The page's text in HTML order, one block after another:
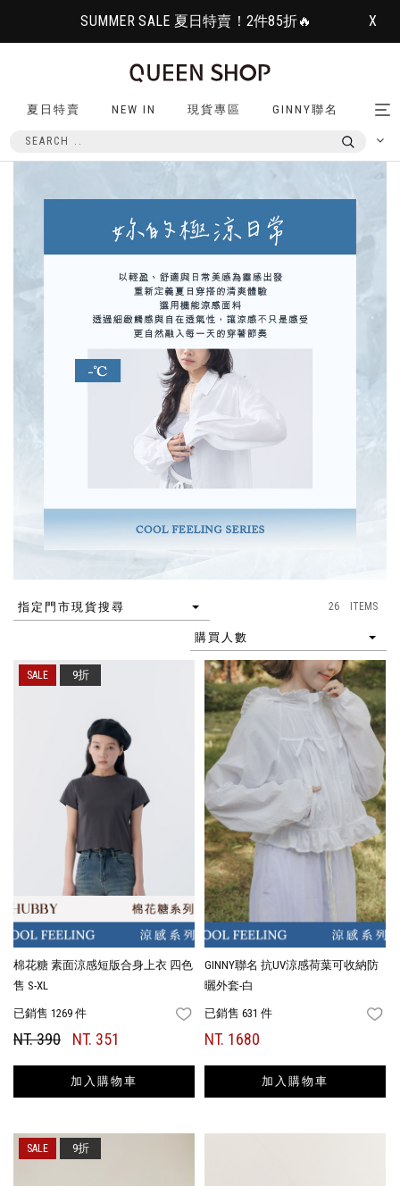
SUMMER SALE 夏日特賣！2件85折🔥 X
夏日特賣 NEW IN 現貨專區 GINNY聯名
指定門市現貨搜尋 26 ITEMS
購買人數
棉花糖 素面涼感短版合身上衣 四色
售 S-XL
已銷售 1269 件 FAVORITES
NT. 390 NT. 351
加入購物車
9折
GINNY聯名 抗UV涼感荷葉可收納防
曬外套-白
已銷售 631 件
NT. 1680
加入購物車
9折